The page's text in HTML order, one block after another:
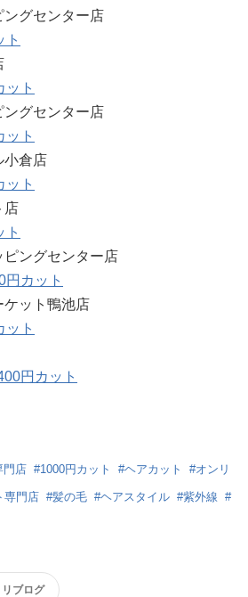
グセンター店
ト
ット
グセンター店
ット
小倉店
ット
店
ト
ングセンター店
円カット
ケット鴨池店
ット
円カット
門店 #1000円カット #ヘアカット #オンリ
専門店 #髪の毛 #ヘアスタイル #紫外線 #
リブログ